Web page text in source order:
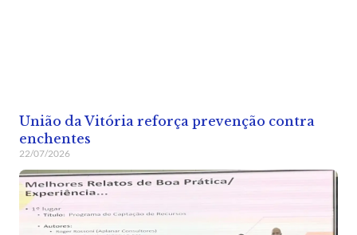
União da Vitória reforça prevenção contra
enchentes
22/07/2026